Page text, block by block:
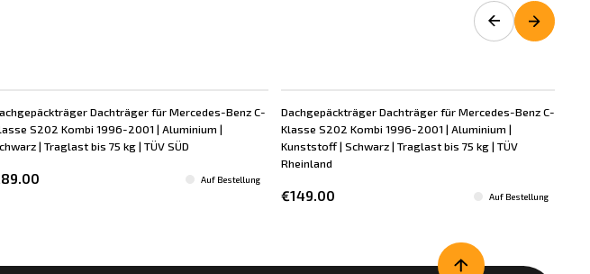
Dachträger für Mercedes-Benz C-
S202 Kombi 1996-2001 | Aluminium |
| Traglast bis 75 kg | TÜV SÜD
Auf Bestellung
Dachgepäckträger Dachträger für Mercedes-Benz C-
Klasse S202 Kombi 1996-2001 | Aluminium |
Kunststoff | Schwarz | Traglast bis 75 kg | TÜV
Rheinland
€149.00 Auf Bestellung